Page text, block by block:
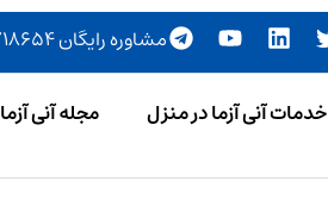
مشاوره رایگان ۷۷۷۱۸۶۵۴-۰۲۱
خدمات آنی آزما در منزل مجله آنی آزما